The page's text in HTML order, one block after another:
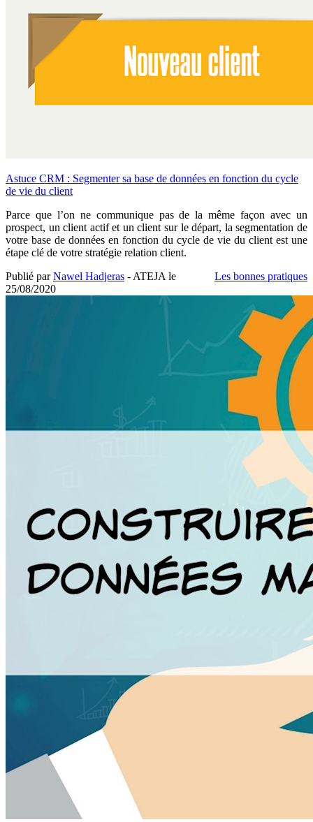
Astuce CRM : Segmenter sa base de données en fonction du cycle
de vie du client
Parce que l’on ne communique pas de la même façon avec un
prospect, un client actif et un client sur le départ, la segmentation de
votre base de données en fonction du cycle de vie du client est une
étape clé de votre stratégie relation client.
Les bonnes pratiques
Publié parNawel Hadjeras - ATEJA le
25/08/2020